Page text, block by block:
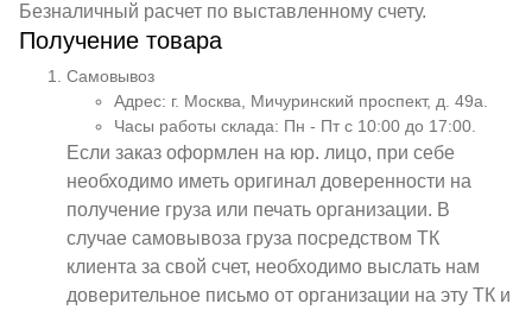
Безналичный расчет по выставленному счету.
Получение товара
Самовывоз
Адрес: г. Москва, Мичуринский проспект, д. 49а.
Часы работы склада: Пн - Пт с 10:00 до 17:00.
Если заказ оформлен на юр. лицо, при себе
необходимо иметь оригинал доверенности на
получение груза или печать организации. В
случае самовывоза груза посредством ТК
клиента за свой счет, необходимо выслать нам
доверительное письмо от организации на эту ТК и